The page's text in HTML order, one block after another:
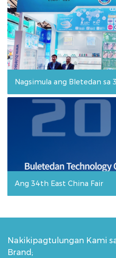
Ang 34th East China Fair
Nakikipagtulungan Kami
Brand;